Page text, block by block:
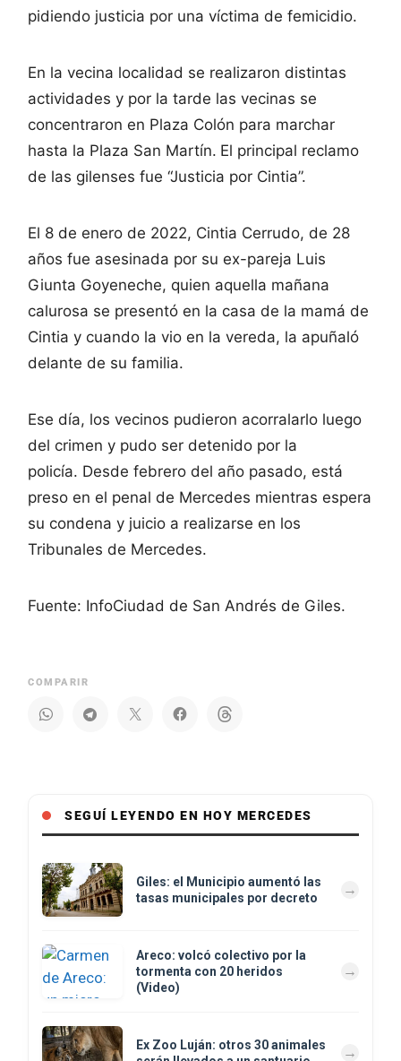
pidiendo justicia por una víctima de femicidio.
En la vecina localidad se realizaron distintas
actividades y por la tarde las vecinas se
concentraron en Plaza Colón para marchar
hasta la Plaza San Martín. El principal reclamo
de las gilenses fue “Justicia por Cintia”.
El 8 de enero de 2022, Cintia Cerrudo, de 28
años fue asesinada por su ex-pareja Luis
Giunta Goyeneche, quien aquella mañana
calurosa se presentó en la casa de la mamá de
Cintia y cuando la vio en la vereda, la apuñaló
delante de su familia.
Ese día, los vecinos pudieron acorralarlo luego
del crimen y pudo ser detenido por la
policía. Desde febrero del año pasado, está
preso en el penal de Mercedes mientras espera
su condena y juicio a realizarse en los
Tribunales de Mercedes.
Fuente: InfoCiudad de San Andrés de Giles.
COMPARIR
SEGUÍ LEYENDO EN HOY MERCEDES
Giles: el Municipio aumentó las
tasas municipales por decreto
Areco: volcó colectivo por la
tormenta con 20 heridos
(Video)
Ex Zoo Luján: otros 30 animales